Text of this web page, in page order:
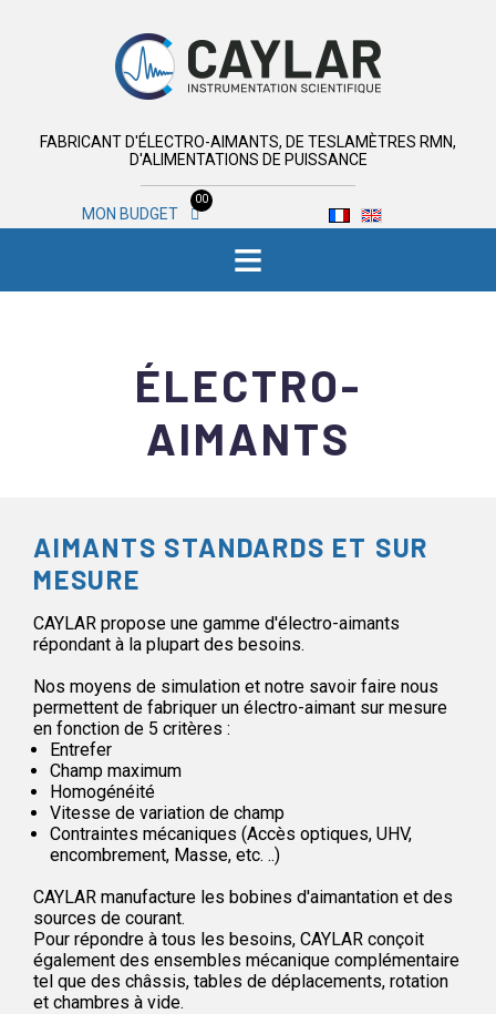
FABRICANT D'ÉLECTRO-AIMANTS, DE TESLAMÈTRES RMN,
D'ALIMENTATIONS DE PUISSANCE
MON BUDGET
00
≡
ÉLECTRO-
AIMANTS
AIMANTS STANDARDS ET SUR
MESURE
CAYLAR propose une gamme d'électro-aimants
répondant à la plupart des besoins.
Nos moyens de simulation et notre savoir faire nous
permettent de fabriquer un électro-aimant sur mesure
en fonction de 5 critères :
Entrefer
Champ maximum
Homogénéité
Vitesse de variation de champ
Contraintes mécaniques (Accès optiques, UHV,
encombrement, Masse, etc. ..)
CAYLAR manufacture les bobines d'aimantation et des
sources de courant.
Pour répondre à tous les besoins, CAYLAR conçoit
également des ensembles mécanique complémentaire
tel que des châssis, tables de déplacements, rotation
et chambres à vide.